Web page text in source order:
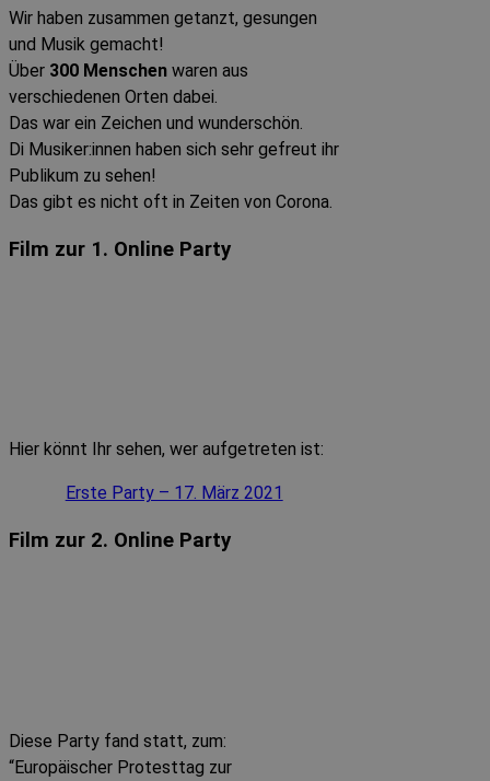
Wir haben zusammen getanzt, gesungen
und Musik gemacht!
Über 300 Menschen waren aus
verschiedenen Orten dabei.
Das war ein Zeichen und wunderschön.
Di Musiker:innen haben sich sehr gefreut ihr
Publikum zu sehen!
Das gibt es nicht oft in Zeiten von Corona.
Film zur 1. Online Party
Hier könnt Ihr sehen, wer aufgetreten ist:
Erste Party – 17. März 2021
Film zur 2. Online Party
Diese Party fand statt, zum:
“Europäischer Protesttag zur